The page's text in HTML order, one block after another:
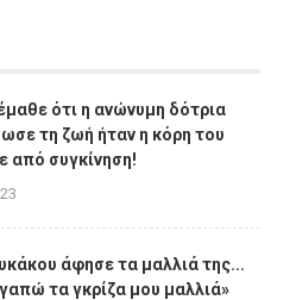
ότι η ανώνυμη δότρια
τη ζωή ήταν η κόρη του
από συγκίνηση!
άφησε τα μαλλιά της...
τα γκρίζα μου μαλλιά»